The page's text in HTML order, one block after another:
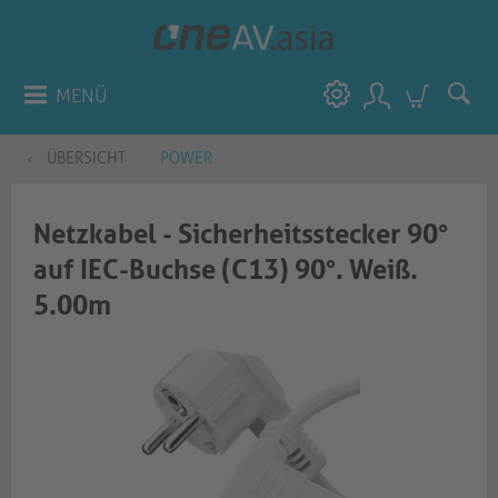
MENÜ
ÜBERSICHT POWER
Netzkabel - Sicherheitsstecker 90°
auf IEC-Buchse (C13) 90°. Weiß.
5.00m